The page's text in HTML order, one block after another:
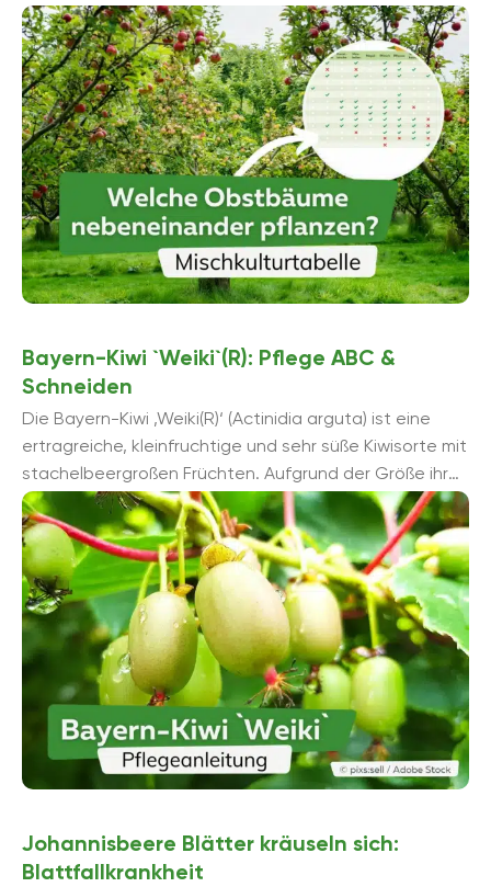
nebeneinander zu pflanzen kann sich positiv auf deren
Gesundheit auswirken ...
Bayern-Kiwi `Weiki`(R): Pflege ABC &
Schneiden
Die Bayern-Kiwi ‚Weiki(R)‘ (Actinidia arguta) ist eine
ertragreiche, kleinfruchtige und sehr süße Kiwisorte mit
stachelbeergroßen Früchten. Aufgrund der Größe ihrer
Früchte kennt man sie ...
Johannisbeere Blätter kräuseln sich:
Blattfallkrankheit